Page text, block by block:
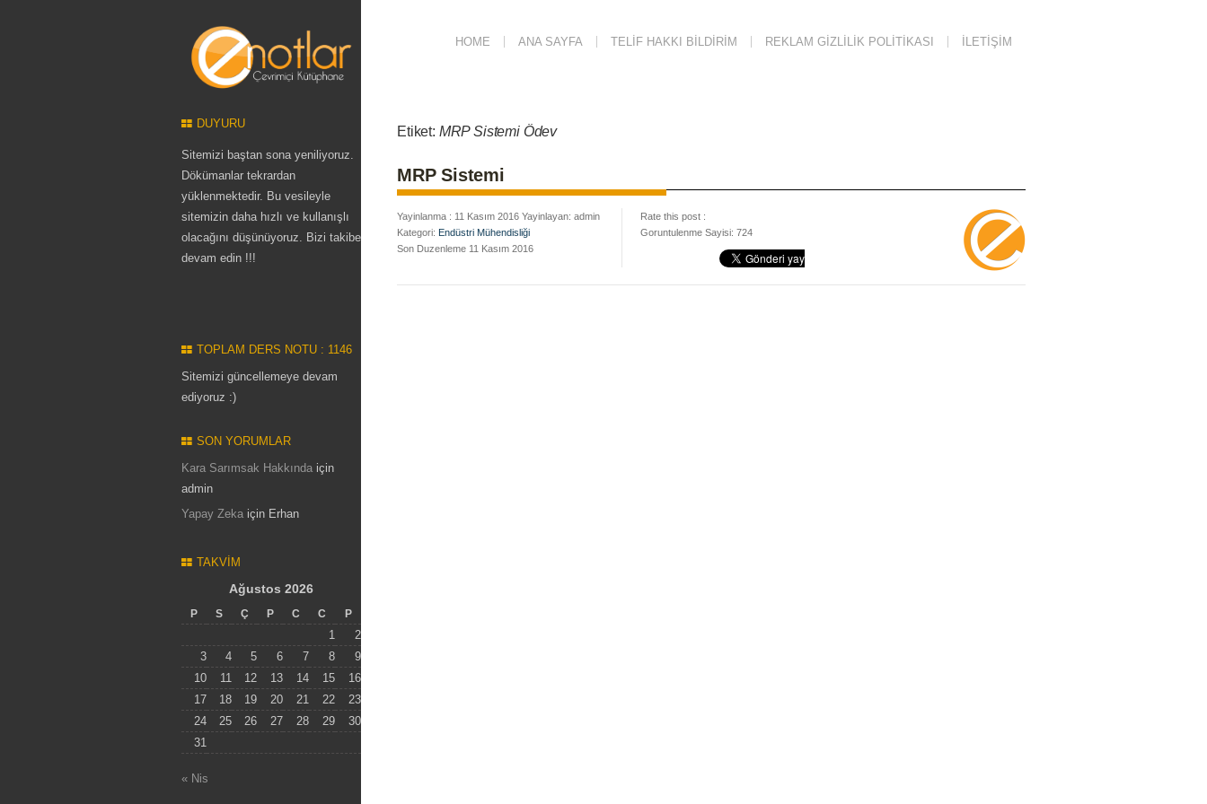
HOME ANA SAYFA TELIF HAKKI BILDIRIM REKLAM GIZLILIK POLITIKASI İLETIŞIM
Etiket: MRP Sistemi Ödev
MRP Sistemi
Yayinlanma : 11 Kasım 2016 Yayinlayan: admin
Kategori: Endüstri Mühendisliği
Son Duzenleme 11 Kasım 2016
Rate this post :
Goruntulenme Sayisi: 724
DUYURU
Sitemizi baştan sona yeniliyoruz.
Dökümanlar tekrardan
yüklenmektedir. Bu vesileyle
sitemizin daha hızlı ve kullanışlı
olacağını düşünüyoruz. Bizi takibe
devam edin !!!
TOPLAM DERS NOTU : 1146
Sitemizi güncellemeye devam
ediyoruz :)
SON YORUMLAR
Kara Sarımsak Hakkında için
admin
Yapay Zeka için Erhan
TAKVIM
Ağustos 2026
P S Ç P C C P
1
2
3
4 5 6 7 8
9
10
11 12 13 14 15
16
17
18 19 20 21 22
23
24
25 26 27 28 29
30
31
« Nis